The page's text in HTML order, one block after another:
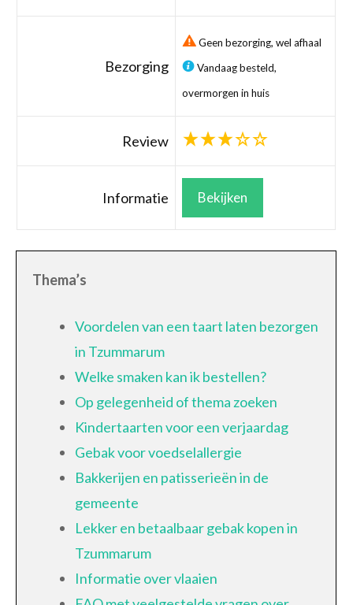
Bezorging
Geen bezorging, wel afhaal
Vandaag besteld,
overmorgen in huis
Review
Informatie Bekijken
Thema’s
Voordelen van een taart laten bezorgen
in Tzummarum
Welke smaken kan ik bestellen?
Op gelegenheid of thema zoeken
Kindertaarten voor een verjaardag
Gebak voor voedselallergie
Bakkerijen en patisserieën in de
gemeente
Lekker en betaalbaar gebak kopen in
Tzummarum
Informatie over vlaaien